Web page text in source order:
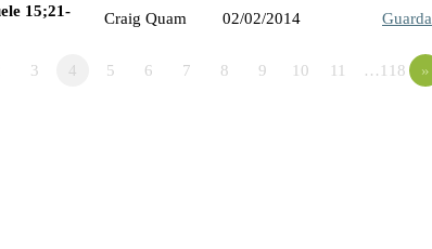
15;21-
Craig Quam 02/02/2014 Guarda
3 4 5 6 7 8 9 10 11 …118 »